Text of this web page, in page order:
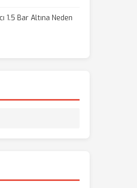
1.5 Bar Altına Neden